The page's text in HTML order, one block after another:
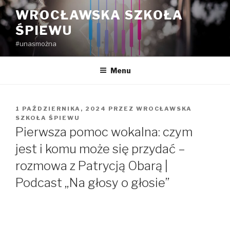
Przejdź
do
treści
WROCŁAWSKA SZKOŁA
ŚPIEWU
#unasmożna
Menu
OPUBLIKOWANE
W
1 PAŹDZIERNIKA, 2024 PRZEZ WROCŁAWSKA
SZKOŁA ŚPIEWU
Pierwsza pomoc wokalna: czym
jest i komu może się przydać –
rozmowa z Patrycją Obarą |
Podcast „Na głosy o głosie”